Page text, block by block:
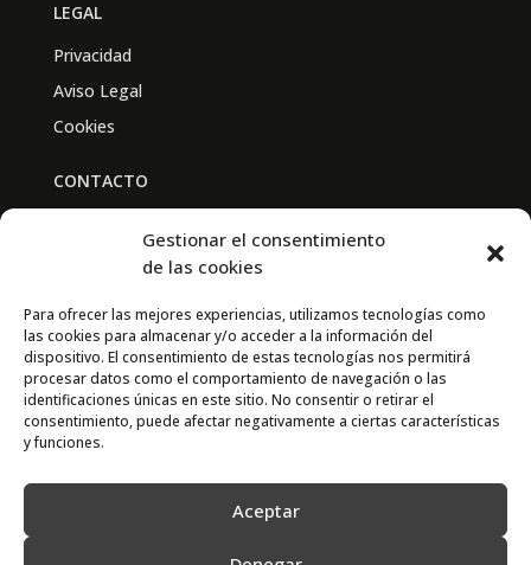
Gestionar el consentimiento
de las cookies
Para ofrecer las mejores experiencias, utilizamos tecnologías como
las cookies para almacenar y/o acceder a la información del
dispositivo. El consentimiento de estas tecnologías nos permitirá
procesar datos como el comportamiento de navegación o las
identificaciones únicas en este sitio. No consentir o retirar el
consentimiento, puede afectar negativamente a ciertas características
y funciones.
Aceptar
LEGAL
Privacidad
Aviso Legal
Cookies
CONTACTO
Av. Real Academia de Medicina
CONTACTO
667 841 238
info@adimur.es